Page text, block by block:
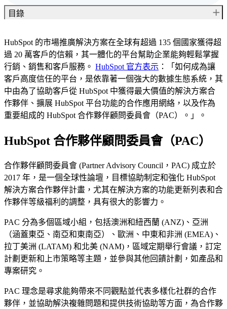
目錄
HubSpot 代理商台灣唯一入選
關於 HubSpot
關於 Hububble
你有興趣的話題
HubSpot 的市場推廣解決方案在全球有超過 135 個國家獲得超
過 20 萬客戶的信賴，其一體化的平台幫助企業能夠輕鬆掌握
行銷、銷售和客戶服務。 HubSpot 官方表示 ：「如何成為讓
客戶高度信任的平台，是依靠著一個強大的數據生態系統，其
中由為了協助客戶從 HubSpot 中獲得最大價值的解決方案合
作夥伴、擴展 HubSpot 平台功能的合作應用網絡，以及作為
重要組成的 HubSpot 合作夥伴顧問委員會（PAC）。」。
HubSpot 合作夥伴顧問委員會（PAC）
合作夥伴顧問委員會 (Partner Advisory Council，PAC) 成立於
2017 年，是一個全球性論壇，目標協助制定和強化 HubSpot
解決方案合作夥伴計畫，尤其在解決方案的功能更新列表和合
作夥伴等級福利的調整，具有很大的影響力。
PAC 分為多個區域小組，包括澳洲和紐西蘭 (ANZ)、亞洲
（涵蓋東亞、南亞和東南亞）、歐洲、中東和非洲 (EMEA)、
拉丁美洲 (LATAM) 和北美 (NAM)，區域定期舉行會議，訂定
計劃更新和上市策略等主題，並參與其他回饋計劃，如產品和
專案研究。
PAC 理念是尋求能夠帶來不同觀點並代表多樣化社群的合作
夥伴，並協助解決複雜問題和提供技術協助等方面，為合作夥